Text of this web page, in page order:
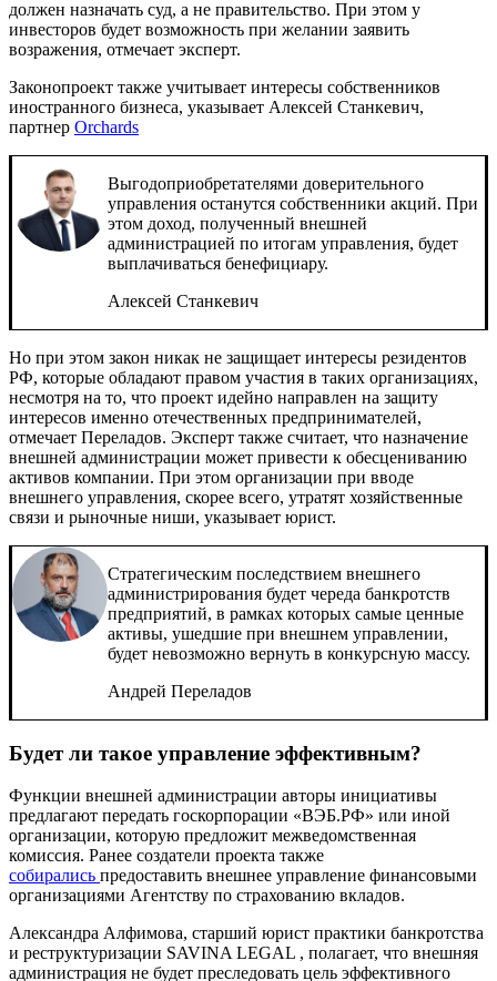
должен назначать суд, а не правительство. При этом у
инвесторов будет возможность при желании заявить
возражения, отмечает эксперт.
Законопроект также учитывает интересы собственников
иностранного бизнеса, указывает Алексей Станкевич,
партнер Orchards
Выгодоприобретателями доверительного
управления останутся собственники акций. При
этом доход, полученный внешней
администрацией по итогам управления, будет
выплачиваться бенефициару.
Алексей Станкевич
Но при этом закон никак не защищает интересы резидентов
РФ, которые обладают правом участия в таких организациях,
несмотря на то, что проект идейно направлен на защиту
интересов именно отечественных предпринимателей,
отмечает Переладов. Эксперт также считает, что назначение
внешней администрации может привести к обесцениванию
активов компании. При этом организации при вводе
внешнего управления, скорее всего, утратят хозяйственные
связи и рыночные ниши, указывает юрист.
Стратегическим последствием внешнего
администрирования будет череда банкротств
предприятий, в рамках которых самые ценные
активы, ушедшие при внешнем управлении,
будет невозможно вернуть в конкурсную массу.
Андрей Переладов
Будет ли такое управление эффективным?
Функции внешней администрации авторы инициативы
предлагают передать госкорпорации «ВЭБ.РФ» или иной
организации, которую предложит межведомственная
комиссия. Ранее создатели проекта также
собирались предоставить внешнее управление финансовыми
организациями Агентству по страхованию вкладов.
Александра Алфимова, старший юрист практики банкротства
и реструктуризации SAVINA LEGAL , полагает, что внешняя
администрация не будет преследовать цель эффективного